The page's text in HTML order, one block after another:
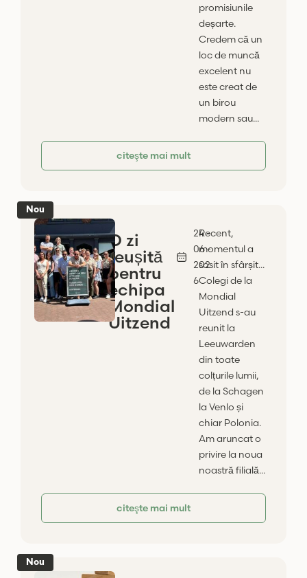
promisiunile
deșarte.
Credem că un
loc de muncă
excelent nu
este creat de
un birou
modern sau...
citeşte mai mult
Nou
O zi
reușită
pentru
echipa
Mondial
Uitzend
24 -
06 -
202
6
Recent,
momentul a
sosit în sfârșit...
Colegi de la
Mondial
Uitzend s-au
reunit la
Leeuwarden
din toate
colțurile lumii,
de la Schagen
la Venlo și
chiar Polonia.
Am aruncat o
privire la noua
noastră filială...
citeşte mai mult
Nou